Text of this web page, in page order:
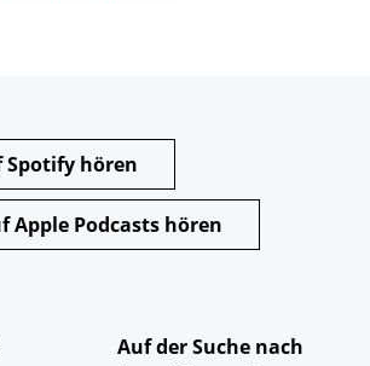
Spotify hören
Apple Podcasts hören
Auf der Suche nach